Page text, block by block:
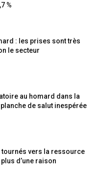
%
: les prises sont très
le secteur
au homard dans la
planche de salut inespérée
tournés vers la ressource
d’une raison